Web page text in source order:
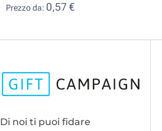
Prezzo da: 0,57 €
Di noi ti puoi fidare